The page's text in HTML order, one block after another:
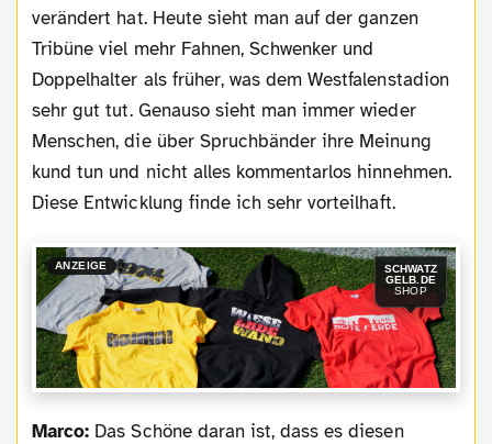
verändert hat. Heute sieht man auf der ganzen
Tribüne viel mehr Fahnen, Schwenker und
Doppelhalter als früher, was dem Westfalenstadion
sehr gut tut. Genauso sieht man immer wieder
Menschen, die über Spruchbänder ihre Meinung
kund tun und nicht alles kommentarlos hinnehmen.
Diese Entwicklung finde ich sehr vorteilhaft.
ANZEIGE
SCHWATZ
GELB.DE
SHOP
Marco: Das Schöne daran ist, dass es diesen